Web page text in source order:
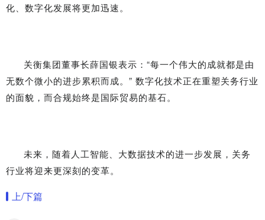
化、数字化发展将更加迅速。
关衡集团董事长薛国银表示：“每一个伟大的成就都是由
无数个微小的进步累积而成。” 数字化技术正在重塑关务行业
的面貌，而合规始终是国际贸易的基石。
未来，随着人工智能、大数据技术的进一步发展，关务
行业将迎来更深刻的变革。
上/下篇